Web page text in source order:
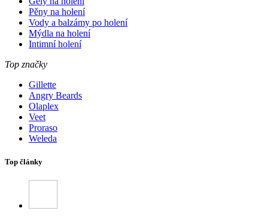
Pěny na holení
Vody a balzámy po holení
Mýdla na holení
Intimní holení
Top značky
Gillette
Angry Beards
Olaplex
Veet
Proraso
Weleda
Top články